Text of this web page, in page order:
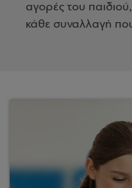
αγορές του
κάθε συναλλαγή